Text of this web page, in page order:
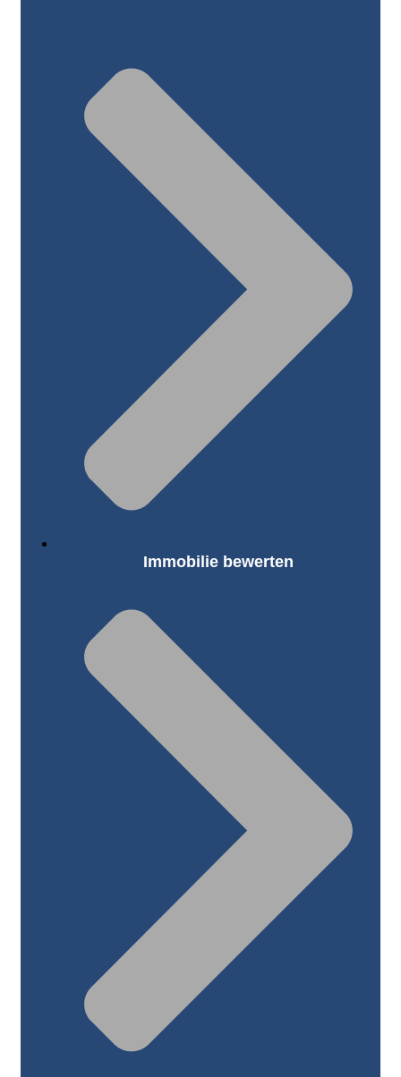
Immobilie bewerten